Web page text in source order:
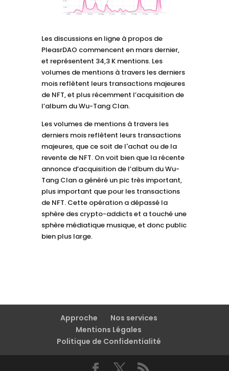
Les discussions en ligne à propos de
PleasrDAO commencent en mars dernier,
et représentent 34,3 K mentions. Les
volumes de mentions à travers les derniers
mois reflètent leurs transactions majeures
de NFT, et plus récemment l’acquisition de
l’album du Wu-Tang Clan.
Les volumes de mentions à travers les
derniers mois reflètent leurs transactions
majeures, que ce soit de l'achat ou de la
revente de NFT. On voit bien que la récente
annonce d’acquisition de l’album du Wu-
Tang Clan a généré un pic très important,
plus important que pour les transactions
de NFT. Cette opération a dépassé la
sphère des crypto-addicts et a touché une
sphère médiatique musique, et donc public
bien plus large.
Approche
Nos services
Mentions Légales
Politique de Confidentialité